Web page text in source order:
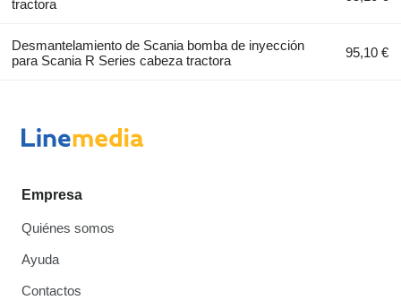
tractora
Desmantelamiento de Scania bomba de inyección
para Scania R Series cabeza tractora
95,10 €
Empresa
Quiénes somos
Ayuda
Contactos